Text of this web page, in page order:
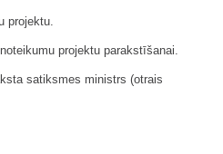
projektu.
projektu parakstīšanai.
satiksmes ministrs (otrais